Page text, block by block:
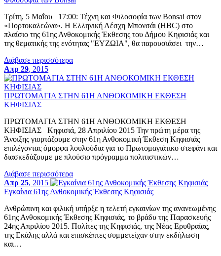
Τρίτη, 5 Μαΐου 17:00: Τέχνη και Φιλοσοφία των Bonsai στον
«Πορτοκαλεώνα». Η Ελληνική Λέσχη Μπονσάι (HBC) στο
πλαίσιο της 61ης Ανθοκομικής Έκθεσης του Δήμου Κηφισιάς και
της θεματικής της ενότητας "ΕΥΖΩΙΑ", θα παρουσιάσει την…
Διάβασε περισσότερα
Απρ 29, 2015
ΠΡΩΤΟΜΑΓΙΑ ΣΤΗΝ 61Η ΑΝΘΟΚΟΜΙΚΗ ΕΚΘΕΣΗ
ΚΗΦΙΣΙΑΣ
ΠΡΩΤΟΜΑΓΙΑ ΣΤΗΝ 61Η ΑΝΘΟΚΟΜΙΚΗ ΕΚΘΕΣΗ
ΚΗΦΙΣΙΑΣ Κηφισιά, 28 Απριλίου 2015 Την πρώτη μέρα της
Άνοιξης γιορτάζουμε στην 61η Ανθοκομική Έκθεση Κηφισιάς
επιλέγοντας όμορφα λουλούδια για το Πρωτομαγιάτικο στεφάνι και
διασκεδάζουμε με πλούσιο πρόγραμμα πολιτιστικών…
Διάβασε περισσότερα
Απρ 25, 2015
Εγκαίνια 61ης Ανθοκομικής Έκθεσης Κηφισιάς
Ανθρώπινη και φιλική υπήρξε η τελετή εγκαινίων της ανανεωμένης
61ης Ανθοκομικής Έκθεσης Κηφισιάς, το βράδυ της Παρασκευής
24ης Απριλίου 2015. Πολίτες της Κηφισιάς, της Νέας Ερυθραίας,
της Εκάλης αλλά και επισκέπτες συμμετείχαν στην εκδήλωση
και…